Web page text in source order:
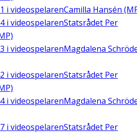
i videospelarenCamilla Hansén
i videospelarenStatsrådet Per
i videospelarenMagdalena
i videospelarenStatsrådet Per
i videospelarenMagdalena
i videospelarenStatsrådet Per